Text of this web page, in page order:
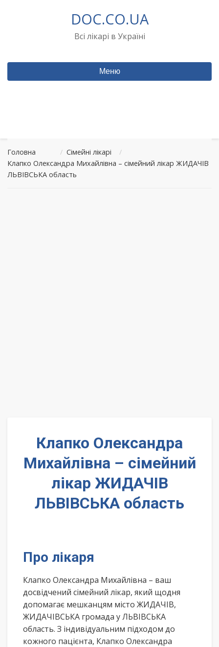
DOC.CO.UA
Всі лікарі в Україні
Меню
Головна / Сімейні лікарі
/
Клапко Олександра Михайлівна – сімейний лікар ЖИДАЧІВ
ЛЬВІВСЬКА область
Клапко Олександра
Михайлівна – сімейний
лікар ЖИДАЧІВ
ЛЬВІВСЬКА область
Про лікаря
Клапко Олександра Михайлівна – ваш
досвідчений сімейний лікар, який щодня
допомагає мешканцям місто ЖИДАЧІВ,
ЖИДАЧІВСЬКА громада у ЛЬВІВСЬКА
область. З індивідуальним підходом до
кожного пацієнта, Клапко Олександра